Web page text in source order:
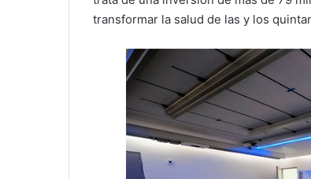
transformar la salud de las y los